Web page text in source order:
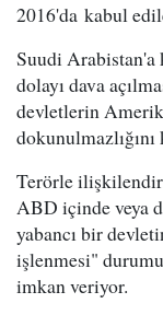
2016'da kabul
Suudi Arabistan'a
dolayı dava
devletlerin
dokunulmazlığını
Terörle
ABD içinde veya
yabancı bir
işlenmesi"
imkan veriyor.